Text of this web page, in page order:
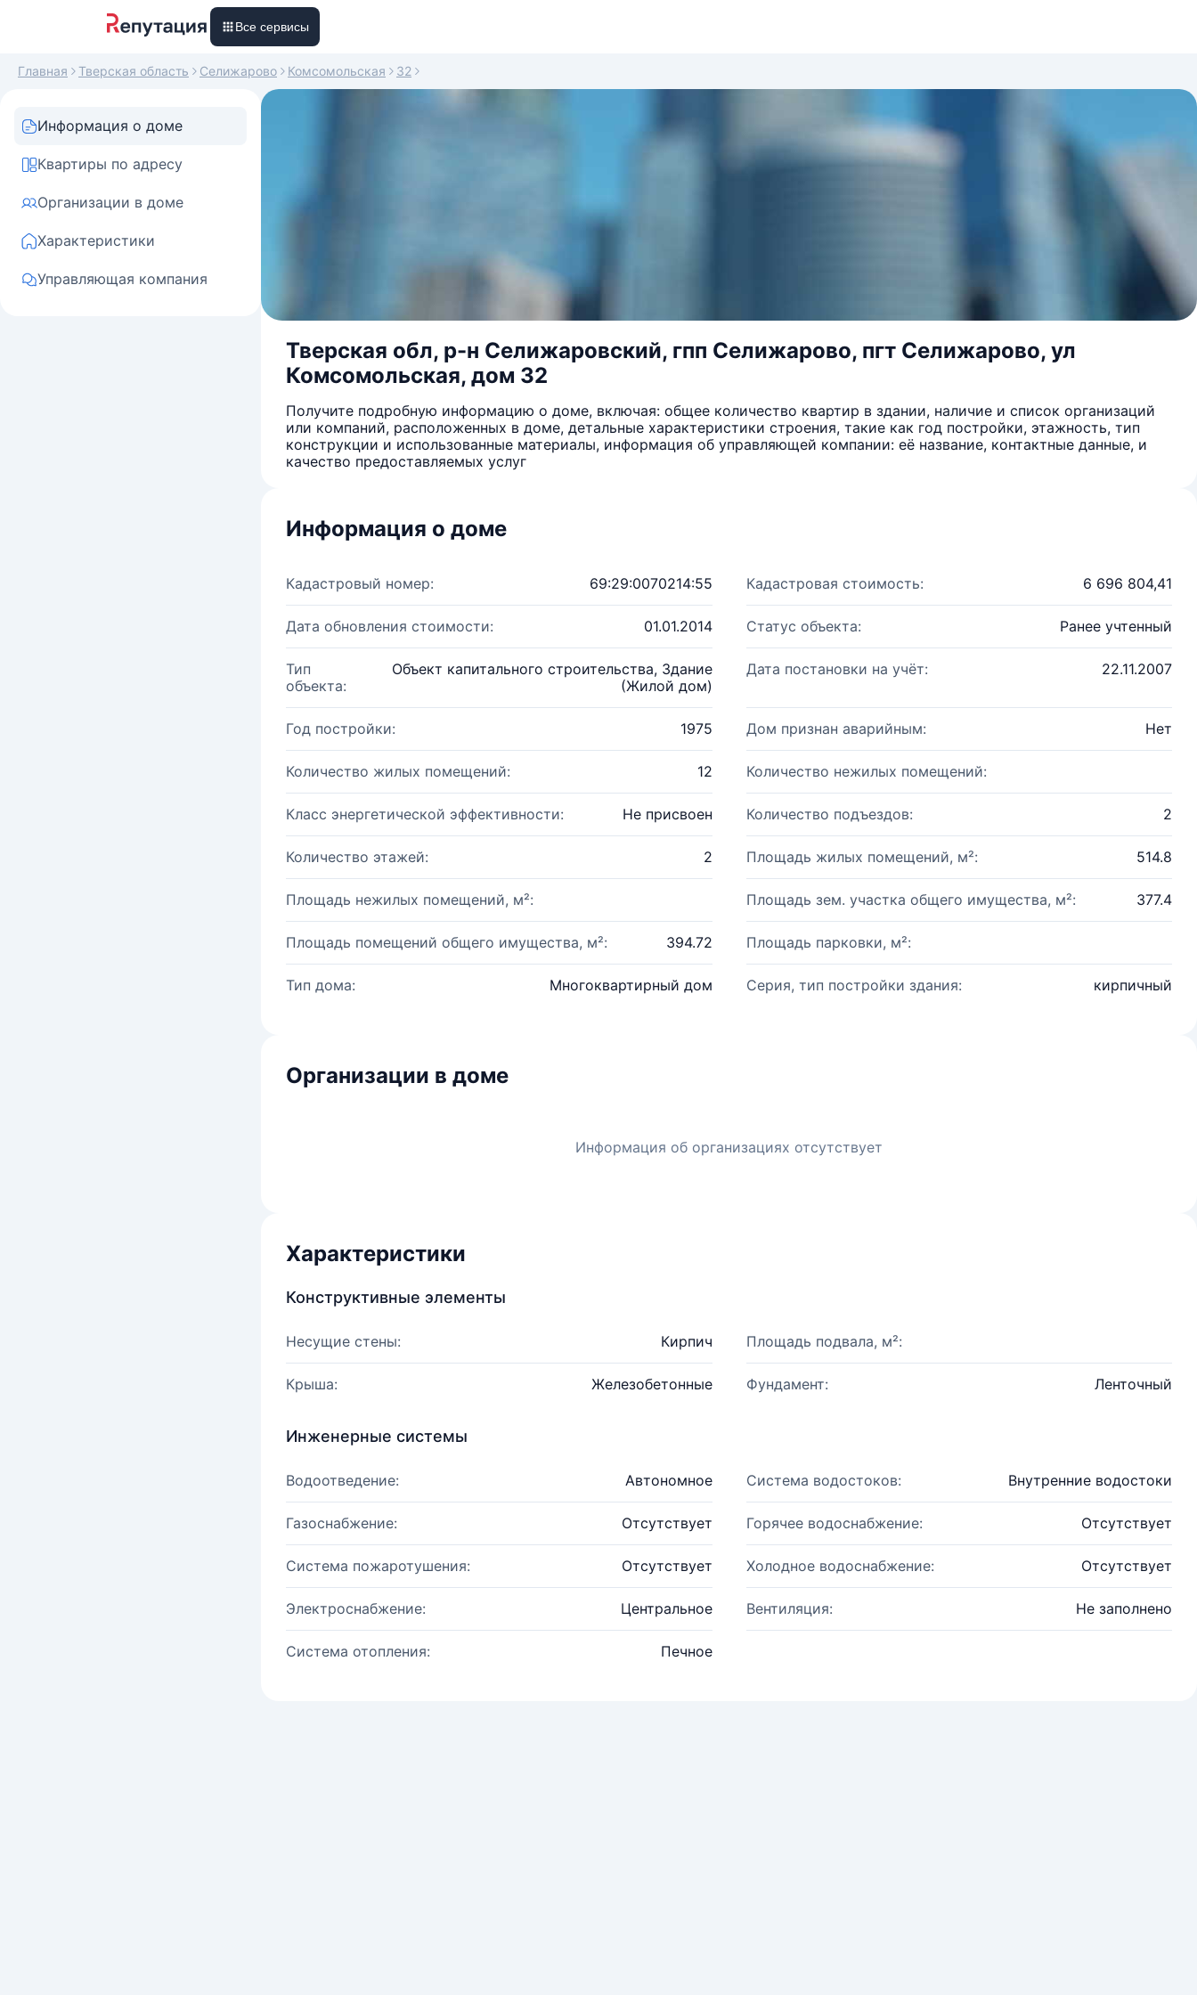
Все сервисы
Главная Тверская область Селижарово Комсомольская 32
Информация о доме
Квартиры по адресу
Организации в доме
Характеристики
Управляющая компания
Тверская обл, р-н Селижаровский, гпп Селижарово, пгт Селижарово, ул
Комсомольская, дом 32
Получите подробную информацию о доме, включая: общее количество квартир в здании, наличие и список организаций
или компаний, расположенных в доме, детальные характеристики строения, такие как год постройки, этажность, тип
конструкции и использованные материалы, информация об управляющей компании: её название, контактные данные, и
качество предоставляемых услуг
Информация о доме
Кадастровый номер: 69:29:0070214:55 Кадастровая стоимость: 6 696 804,41
Дата обновления стоимости: 01.01.2014 Статус объекта: Ранее учтенный
Тип
объекта:
Объект капитального строительства, Здание
(Жилой дом)
Дата постановки на учёт: 22.11.2007
Год постройки: 1975 Дом признан аварийным: Нет
Количество жилых помещений: 12 Количество нежилых помещений:
Класс энергетической эффективности: Не присвоен Количество подъездов: 2
Количество этажей: 2 Площадь жилых помещений, м²: 514.8
Площадь нежилых помещений, м²: Площадь зем. участка общего имущества, м²: 377.4
Площадь помещений общего имущества, м²: 394.72 Площадь парковки, м²:
Тип дома: Многоквартирный дом Серия, тип постройки здания: кирпичный
Организации в доме
Информация об организациях отсутствует
Характеристики
Конструктивные элементы
Несущие стены: Кирпич Площадь подвала, м²:
Крыша: Железобетонные Фундамент: Ленточный
Инженерные системы
Водоотведение: Автономное Система водостоков: Внутренние водостоки
Газоснабжение: Отсутствует Горячее водоснабжение: Отсутствует
Система пожаротушения: Отсутствует Холодное водоснабжение: Отсутствует
Электроснабжение: Центральное Вентиляция: Не заполнено
Система отопления: Печное